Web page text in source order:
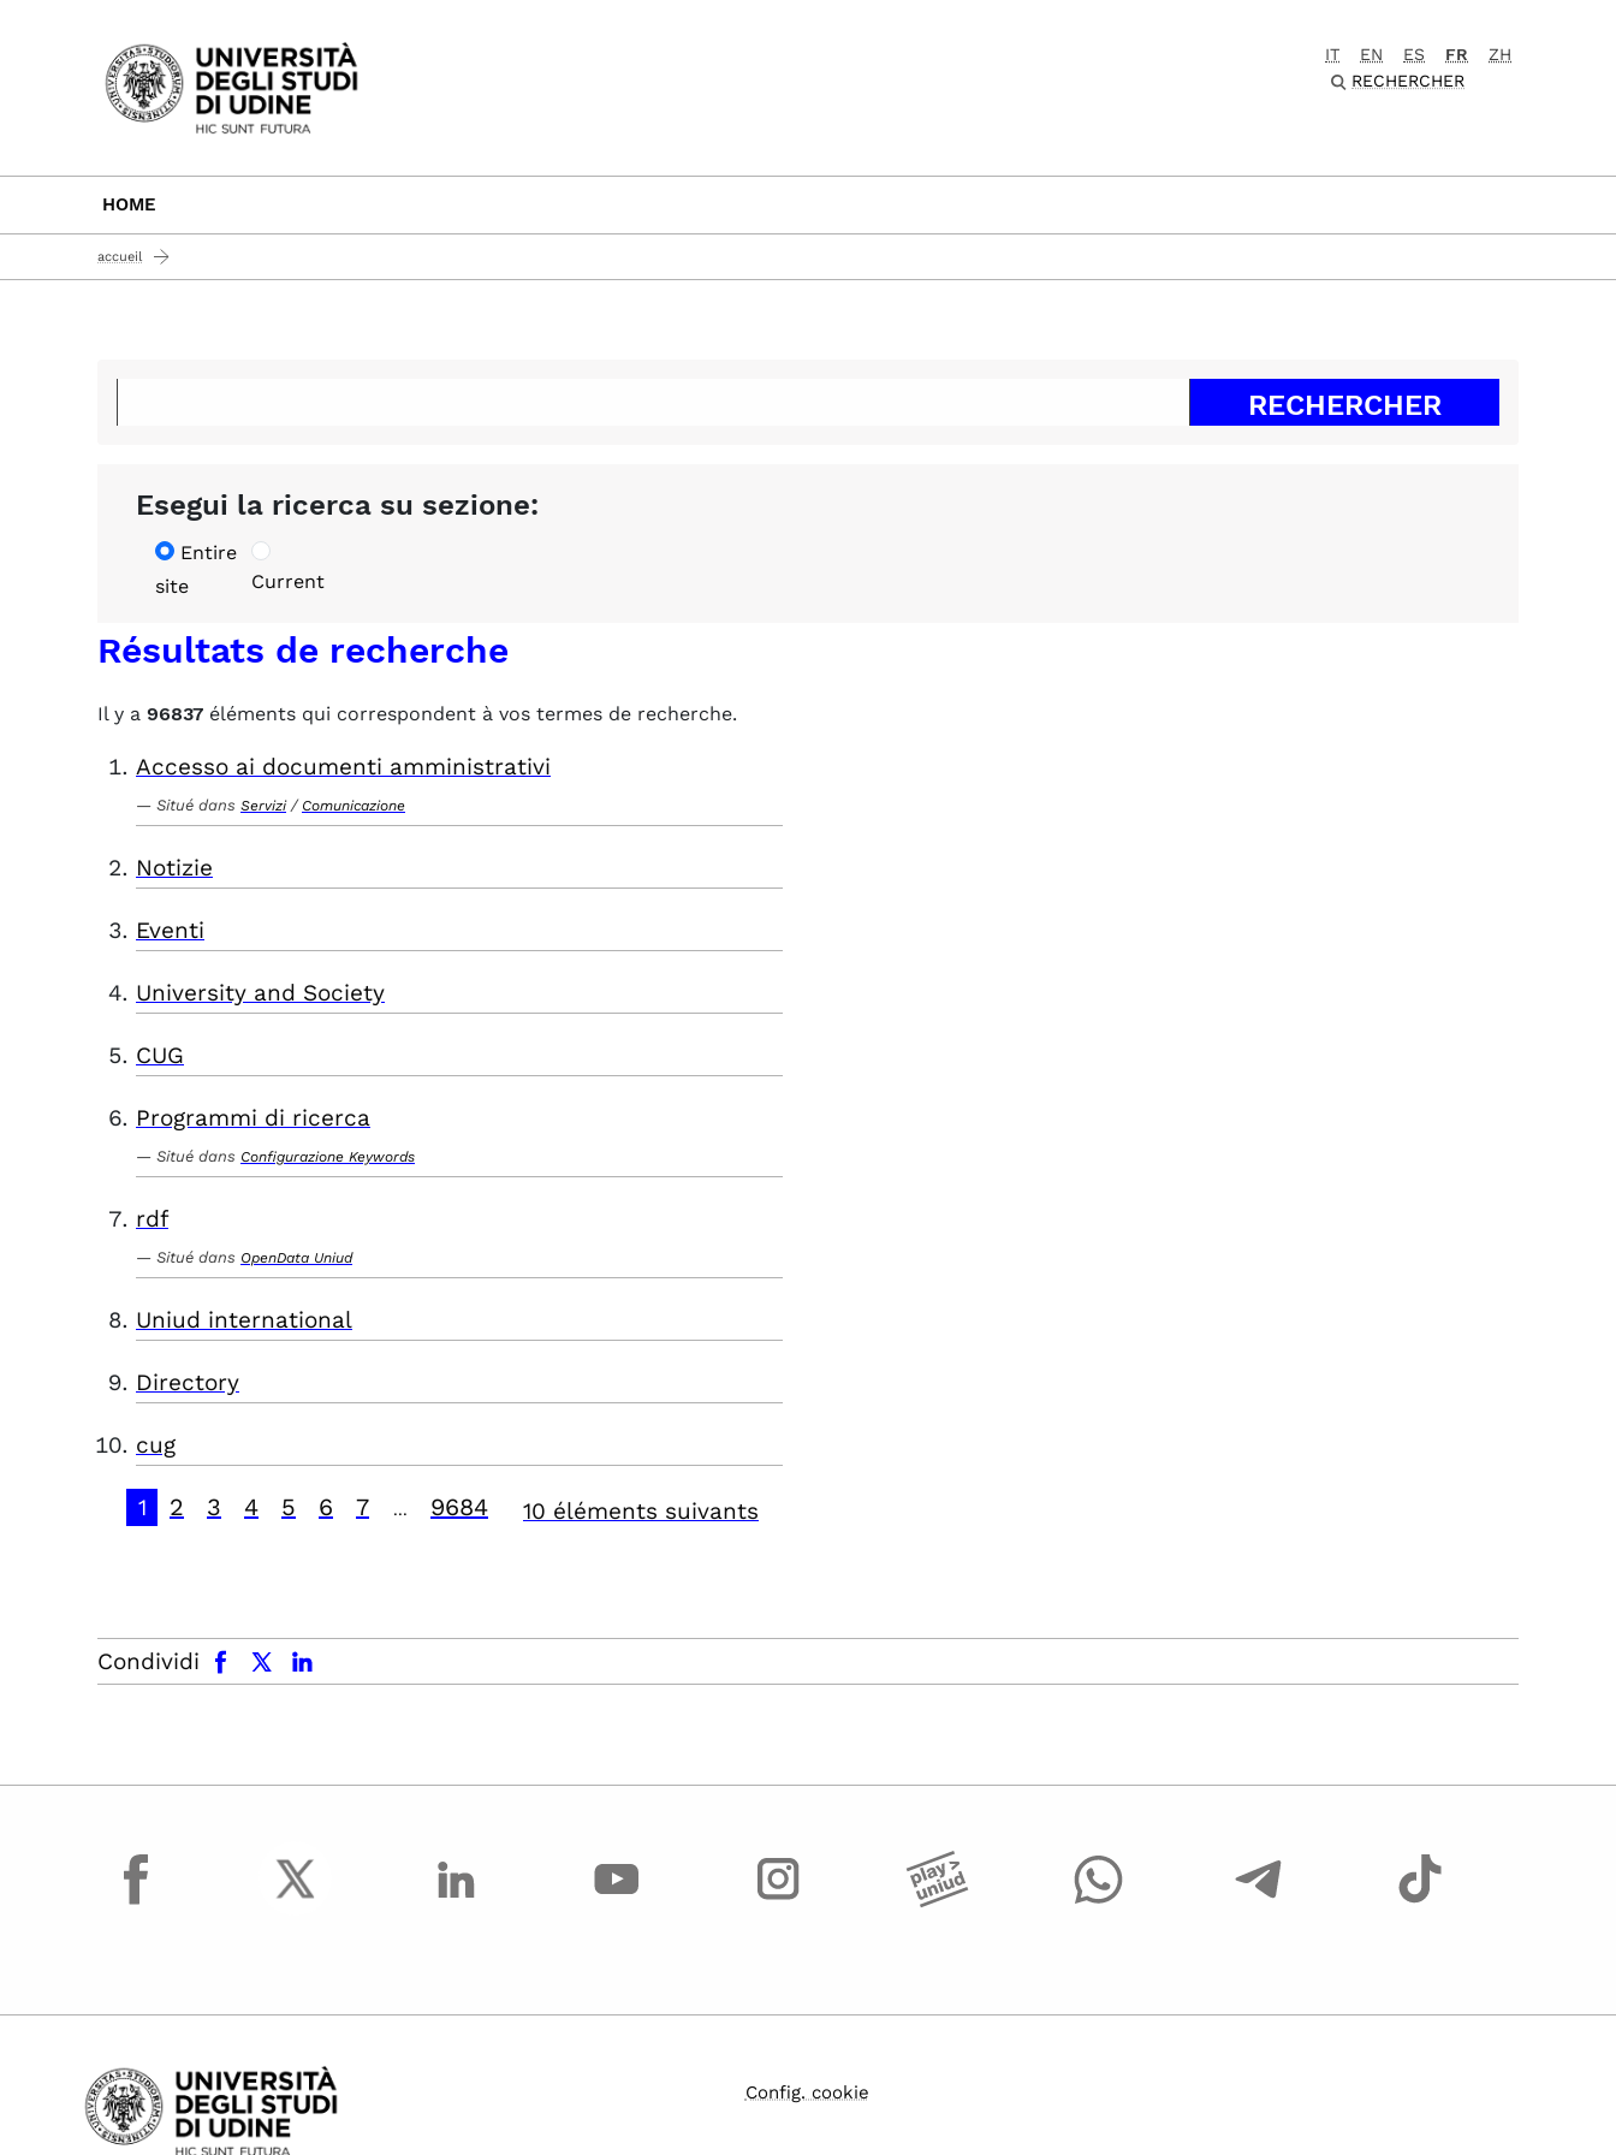
Passa al contenuto principale
IT EN ES FR
ZH
RECHERCHER
HOME
accueil
Esegui la ricerca su sezione:
Entire
site
Current
Résultats de recherche
Il y a 96837 éléments qui correspondent à vos termes de recherche.
Accesso ai documenti amministrativi
Situé dans Servizi / Comunicazione
Notizie
Eventi
University and Society
CUG
Programmi di ricerca
Situé dans Configurazione Keywords
rdf
Situé dans OpenData Uniud
Uniud international
Directory
cug
1 2 3 4 5 6 7 9684 10 éléments suivants
Condividi
facebook x.com linkedin
facebook
Config. cookie